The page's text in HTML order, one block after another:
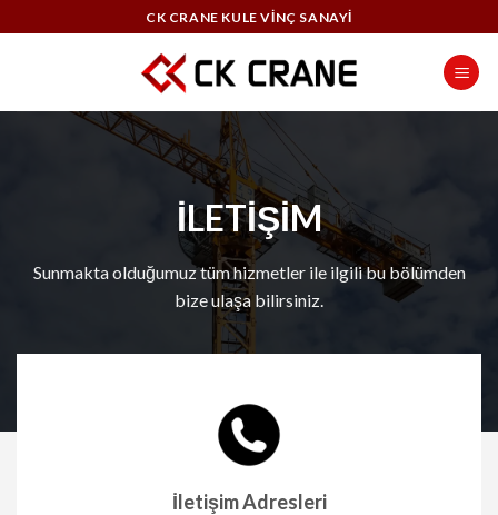
to
CK CRANE KULE VİNÇ SANAYİ
İLETİŞİM
Sunmakta olduğumuz tüm hizmetler ile ilgili bu bölümden
bize ulaşa bilirsiniz.
İletişim Adresleri